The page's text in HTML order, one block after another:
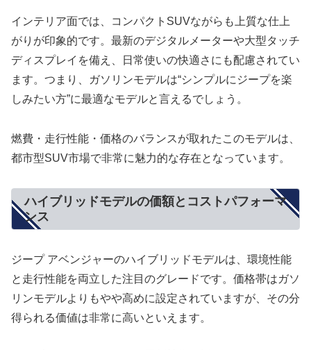
インテリア面では、コンパクトSUVながらも上質な仕上
がりが印象的です。最新のデジタルメーターや大型タッチ
ディスプレイを備え、日常使いの快適さにも配慮されてい
ます。つまり、ガソリンモデルは“シンプルにジープを楽
しみたい方”に最適なモデルと言えるでしょう。
燃費・走行性能・価格のバランスが取れたこのモデルは、
都市型SUV市場で非常に魅力的な存在となっています。
ハイブリッドモデルの価額とコストパフォーマ
ンス
ジープ アベンジャーのハイブリッドモデルは、環境性能
と走行性能を両立した注目のグレードです。価格帯はガソ
リンモデルよりもやや高めに設定されていますが、その分
得られる価値は非常に高いといえます。